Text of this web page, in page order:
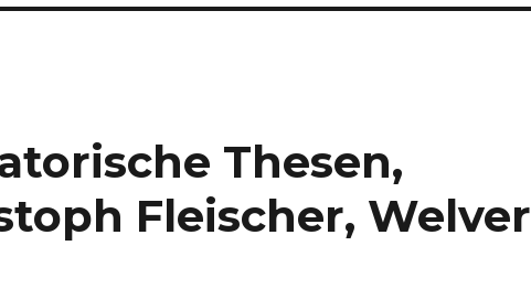
Thesen,
Fleischer, Welver